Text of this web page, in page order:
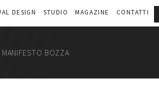
DESIGN STUDIO MAGAZINE CONTATTI
MANIFESTO BOZZA